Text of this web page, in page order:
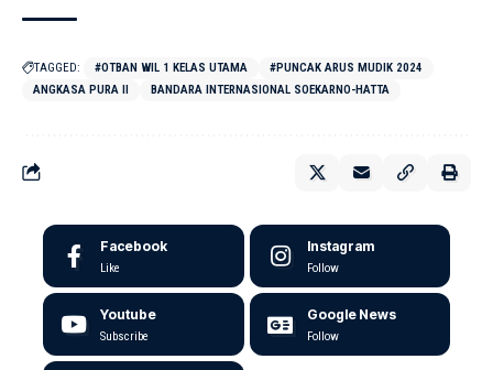
TAGGED: #OTBAN WIL 1 KELAS UTAMA
#PUNCAK ARUS MUDIK 2024
ANGKASA PURA II
BANDARA INTERNASIONAL SOEKARNO-HATTA
Facebook
Like
Instagram
Follow
Youtube
Subscribe
Google News
Follow